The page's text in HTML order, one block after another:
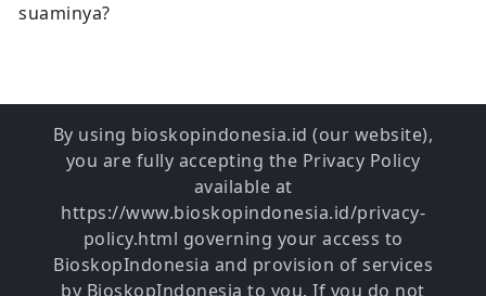
suaminya?
By using bioskopindonesia.id (our website),
you are fully accepting the Privacy Policy
available at
https://www.bioskopindonesia.id/privacy-
policy.html governing your access to
BioskopIndonesia and provision of services
by BioskopIndonesia to you. If you do not